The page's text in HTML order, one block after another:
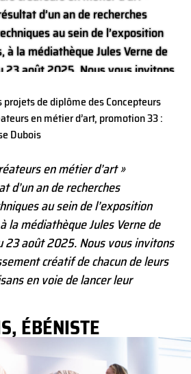
d’un an de recherches
au sein de l’exposition
à la médiathèque Jules Verne de
23 août 2025. Nous vous invitons
en voie de lancer leur activité.
projets de diplôme des Concepteurs
en métier d’art, promotion 33 :
Dubois
en métier d’art »
d’un an de recherches
au sein de l’exposition
la médiathèque Jules Verne de
23 août 2025. Nous vous invitons
créatif de chacun de leurs
en voie de lancer leur
ÉBÉNISTE